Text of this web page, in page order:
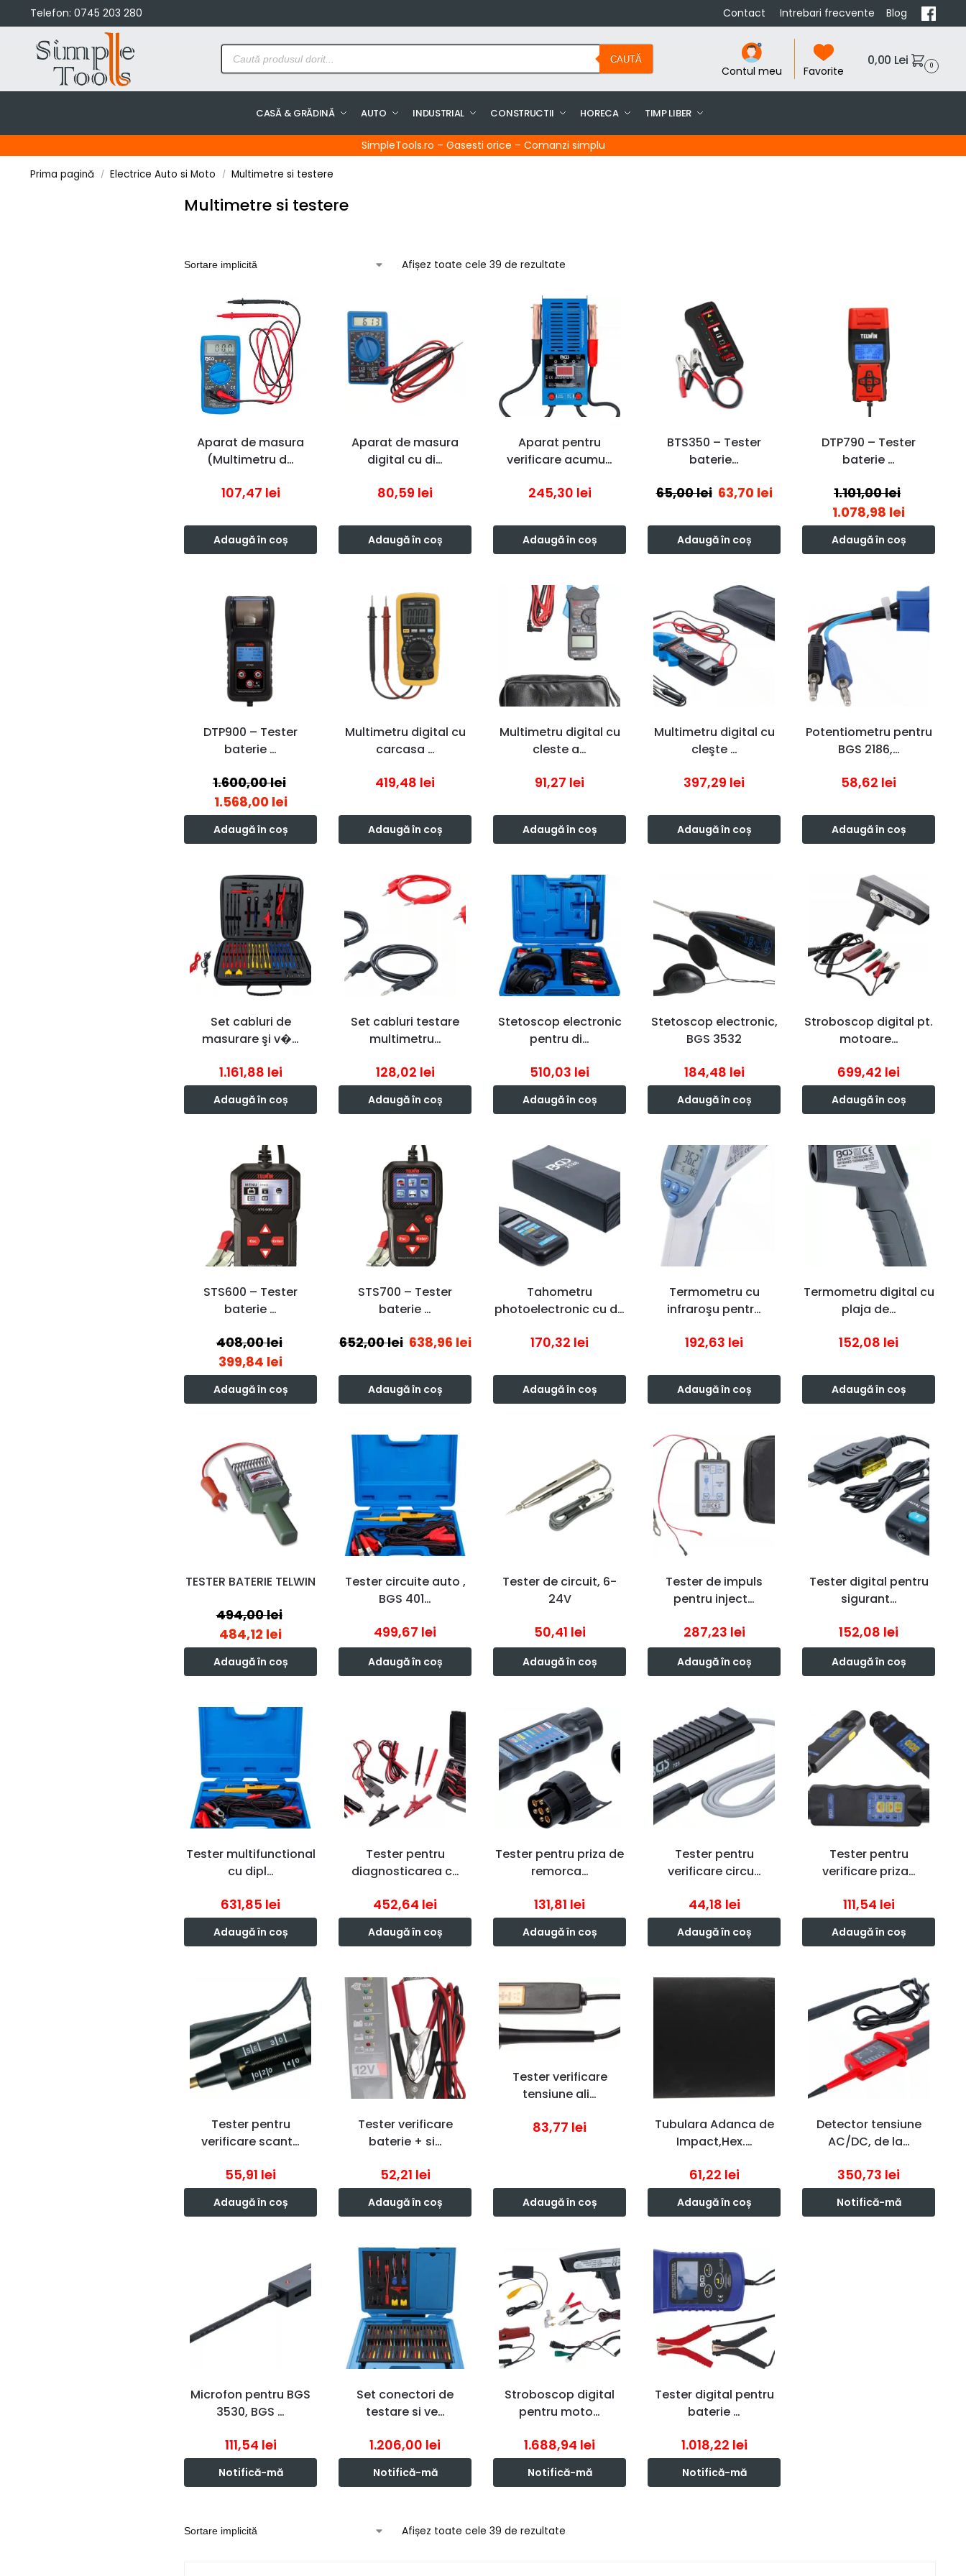
Telefon: 0745 203 280 Contact Intrebari frecvente Blog
CAUTĂ
Contul meu Favorite
0,00 Lei 0
CASĂ & GRĂDINĂ AUTO INDUSTRIAL CONSTRUCTII HORECA TIMP LIBER
SimpleTools.ro – Gasesti orice – Comanzi simplu
Prima pagină / Electrice Auto si Moto / Multimetre si testere
Multimetre si testere
Afișez toate cele 39 de rezultate
Aparat de masura
(Multimetru d…
107,47 lei
Adaugă în coș
Aparat de masura
digital cu di…
80,59 lei
Adaugă în coș
Aparat pentru
verificare acumu…
245,30 lei
Adaugă în coș
BTS350 – Tester
baterie…
65,00lei 63,70 lei
Adaugă în coș
DTP790 – Tester
baterie …
1.101,00lei
1.078,98 lei
Adaugă în coș
DTP900 – Tester
baterie …
1.600,00lei
1.568,00 lei
Adaugă în coș
Multimetru digital cu
carcasa …
419,48 lei
Adaugă în coș
Multimetru digital cu
cleste a…
91,27 lei
Adaugă în coș
Multimetru digital cu
cleşte …
397,29 lei
Adaugă în coș
Potentiometru pentru
BGS 2186,…
58,62 lei
Adaugă în coș
Set cabluri de
masurare şi v�…
1.161,88 lei
Adaugă în coș
Set cabluri testare
multimetru…
128,02 lei
Adaugă în coș
Stetoscop electronic
pentru di…
510,03 lei
Adaugă în coș
Stetoscop electronic,
BGS 3532
184,48 lei
Adaugă în coș
Stroboscop digital pt.
motoare…
699,42 lei
Adaugă în coș
STS600 – Tester
baterie …
408,00lei
399,84 lei
Adaugă în coș
STS700 – Tester
baterie …
652,00lei 638,96 lei
Adaugă în coș
Tahometru
photoelectronic cu d…
170,32 lei
Adaugă în coș
Termometru cu
infraroşu pentr…
192,63 lei
Adaugă în coș
Termometru digital cu
plaja de…
152,08 lei
Adaugă în coș
TESTER BATERIE TELWIN
494,00lei
484,12 lei
Adaugă în coș
Tester circuite auto ,
BGS 401…
499,67 lei
Adaugă în coș
Tester de circuit, 6-
24V
50,41 lei
Adaugă în coș
Tester de impuls
pentru inject…
287,23 lei
Adaugă în coș
Tester digital pentru
sigurant…
152,08 lei
Adaugă în coș
Tester multifunctional
cu dipl…
631,85 lei
Adaugă în coș
Tester pentru
diagnosticarea c…
452,64 lei
Adaugă în coș
Tester pentru priza de
remorca…
131,81 lei
Adaugă în coș
Tester pentru
verificare circu…
44,18 lei
Adaugă în coș
Tester pentru
verificare priza…
111,54 lei
Adaugă în coș
Tester pentru
verificare scant…
55,91 lei
Adaugă în coș
Tester verificare
baterie + si…
52,21 lei
Adaugă în coș
Tester verificare
tensiune ali…
83,77 lei
Adaugă în coș
Tubulara Adanca de
Impact,Hex.…
61,22 lei
Adaugă în coș
Detector tensiune
AC/DC, de la…
350,73 lei
Notifică-mă
Microfon pentru BGS
3530, BGS …
111,54 lei
Notifică-mă
Set conectori de
testare si ve…
1.206,00 lei
Notifică-mă
Stroboscop digital
pentru moto…
1.688,94 lei
Notifică-mă
Tester digital pentru
baterie …
1.018,22 lei
Notifică-mă
Afișez toate cele 39 de rezultate